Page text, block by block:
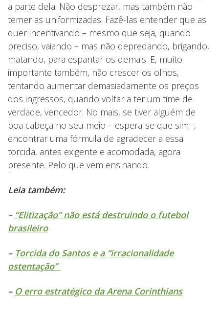
a parte dela. Não desprezar, mas também não
temer as uniformizadas. Fazê-las entender que as
quer incentivando – mesmo que seja, quando
preciso, vaiando – mas não depredando, brigando,
matando, para espantar os demais. E, muito
importante também, não crescer os olhos,
tentando aumentar demasiadamente os preços
dos ingressos, quando voltar a ter um time de
verdade, vencedor. No mais, se tiver alguém de
boa cabeça no seu meio – espera-se que sim -,
encontrar uma fórmula de agradecer a essa
torcida, antes exigente e acomodada, agora
presente. Pelo que vem ensinando.
Leia também:
– “Elitização” não está destruindo o futebol
brasileiro
– Torcida do Santos e a “irracionalidade
ostentação”
– O erro estratégico da Arena Corinthians